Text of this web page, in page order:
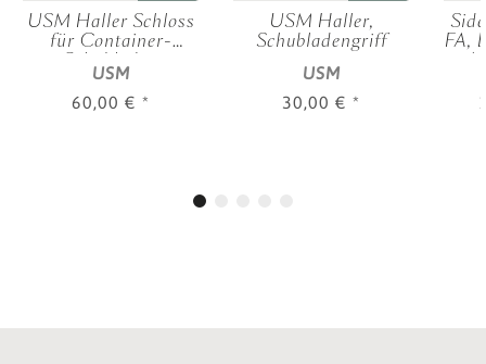
USM Haller Schloss
für Container-
Schubladen
USM
60,00 € *
USM Haller,
Schubladengriff
USM
30,00 € *
FA,
|